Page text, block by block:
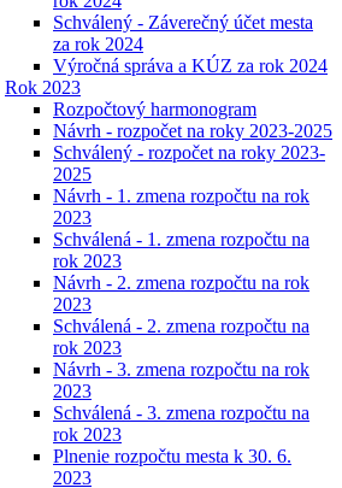
Schválený - Záverečný účet mesta
za rok 2024
Výročná správa a KÚZ za rok 2024
Rok 2023
Rozpočtový harmonogram
Návrh - rozpočet na roky 2023-2025
Schválený - rozpočet na roky 2023-
2025
Návrh - 1. zmena rozpočtu na rok
2023
Schválená - 1. zmena rozpočtu na
rok 2023
Návrh - 2. zmena rozpočtu na rok
2023
Schválená - 2. zmena rozpočtu na
rok 2023
Návrh - 3. zmena rozpočtu na rok
2023
Schválená - 3. zmena rozpočtu na
rok 2023
Plnenie rozpočtu mesta k 30. 6.
2023